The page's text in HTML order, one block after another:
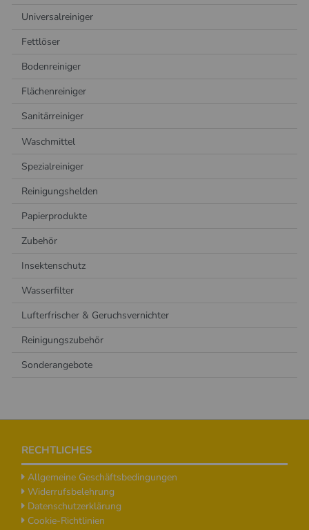
Universalreiniger
Fettlöser
Bodenreiniger
Flächenreiniger
Sanitärreiniger
Waschmittel
Spezialreiniger
Reinigungshelden
Papierprodukte
Zubehör
Insektenschutz
Wasserfilter
Lufterfrischer & Geruchsvernichter
Reinigungszubehör
Sonderangebote
RECHTLICHES
Allgemeine Geschäftsbedingungen
Widerrufsbelehrung
Datenschutzerklärung
Cookie-Richtlinien